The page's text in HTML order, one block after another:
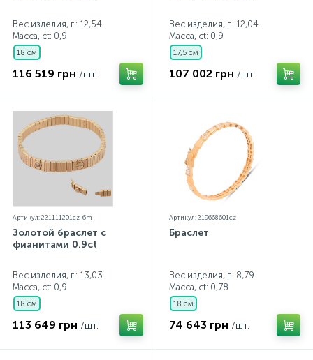
Вес изделия, г.: 12,54
Масса, ct: 0,9
18 см
116 519 грн /шт.
Вес изделия, г.: 12,04
Масса, ct: 0,9
17,5 см
107 002 грн /шт.
Артикул: 221111201cz-6m
Золотой браслет с
фианитами 0.9ct
Вес изделия, г.: 13,03
Масса, ct: 0,9
18 см
113 649 грн /шт.
Артикул: 219668601cz
Браслет
Вес изделия, г.: 8,79
Масса, ct: 0,78
18 см
74 643 грн /шт.